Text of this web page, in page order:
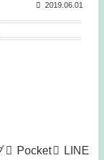
2019.06.01
Pocket LINE